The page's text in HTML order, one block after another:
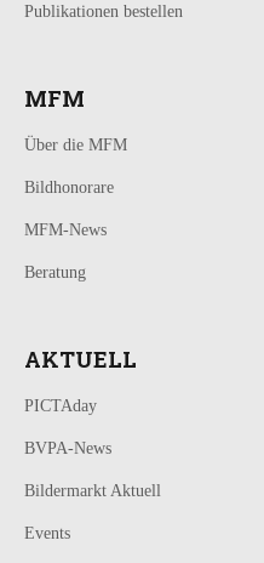
Publikationen bestellen
MFM
Über die MFM
Bildhonorare
MFM-News
Beratung
AKTUELL
PICTAday
BVPA-News
Bildermarkt Aktuell
Events